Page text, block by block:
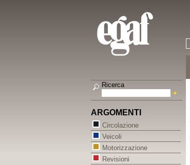
Ricerca
ARGOMENTI
Circolazione
Veicoli
Motorizzazione
Revisioni